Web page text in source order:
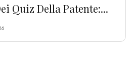
Quiz Della Patente:...